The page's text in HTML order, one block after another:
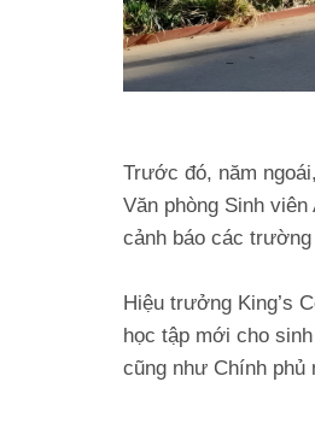
Trước đó, năm
Văn phòng Sinh
cảnh báo các
Hiệu trưởng King’s
học tập mới cho
cũng như Chính phủ